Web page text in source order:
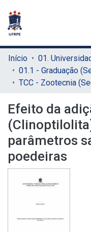
Início
01.1 - Graduação
TCC - Zootecnia
Efeito da
parâmetros
poedeiras